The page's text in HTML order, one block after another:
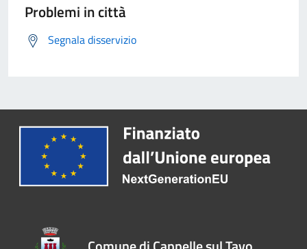
Problemi in città
Segnala disservizio